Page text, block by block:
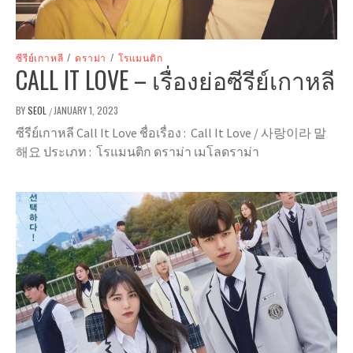
ซีรีย์เกาหลี / ดราม่า / โรแมนติก
CALL IT LOVE – เรื่องย่อซีรีย์เกาหลี
BYSEOL / JANUARY 1, 2023
ซีรีย์เกาหลี Call It Love ชื่อเรื่อง : Call It Love / 사랑이라 말
해요 ประเภท : โรแมนติก ดราม่า เมโลดราม่า